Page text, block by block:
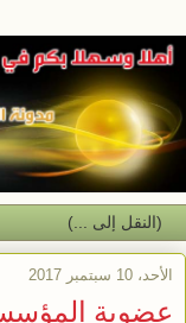
الأحد، 10 سبتمبر 2017
عضوية